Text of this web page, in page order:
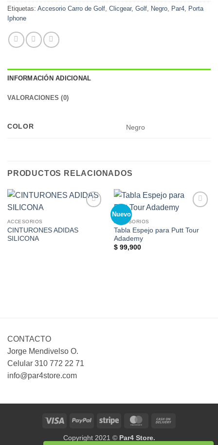
Etiquetas: Accesorio Carro de Golf Clicgear, Golf Negro Par4 Porta
Iphone
INFORMACIÓN ADICIONAL
VALORACIONES (0)
COLOR Negro
PRODUCTOS RELACIONADOS
ACCESORIOS
CINTURONES ADIDAS
SILICONA
Nuevo
ACCESORIOS
Tabla Espejo para Putt Tour
Adademy
$99,900
CONTACTO
Jorge Mendivelso O.
Celular 310 772 22 71
info@par4store.com
Visa PayPal Stripe MasterCard
Delivery
Copyright 2021 © Par4 Store.